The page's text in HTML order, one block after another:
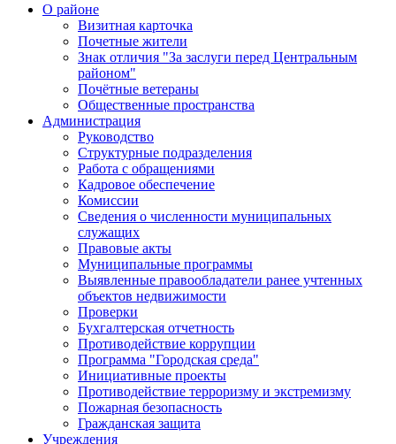
О районе
Визитная карточка
Почетные жители
Знак отличия "За заслуги перед Центральным
районом"
Почётные ветераны
Общественные пространства
Администрация
Руководство
Структурные подразделения
Работа с обращениями
Кадровое обеспечение
Комиссии
Сведения о численности муниципальных
служащих
Правовые акты
Муниципальные программы
Выявленные правообладатели ранее учтенных
объектов недвижимости
Проверки
Бухгалтерская отчетность
Противодействие коррупции
Программа "Городская среда"
Инициативные проекты
Противодействие терроризму и экстремизму
Пожарная безопасность
Гражданская защита
Учреждения